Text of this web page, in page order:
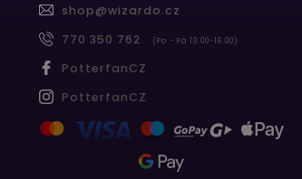
shop@wizardo.cz
770 350 762
(Po - Pá 10.00-16.00)
PotterfanCZ
PotterfanCZ